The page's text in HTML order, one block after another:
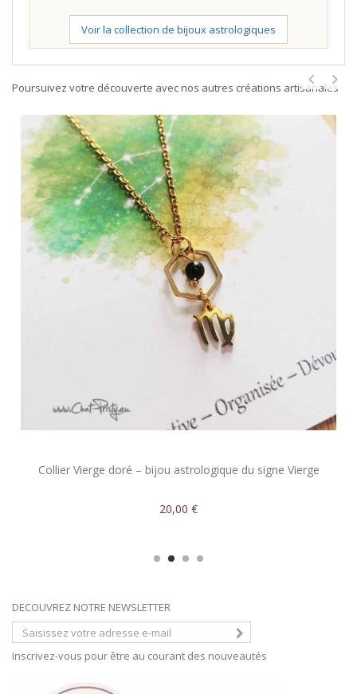
Voir la collection de bijoux astrologiques
Poursuivez votre découverte avec nos autres créations artisanales
Collier Vierge doré – bijou astrologique du signe Vierge
20,00 €
DECOUVREZ NOTRE NEWSLETTER
Inscrivez-vous pour être au courant des nouveautés